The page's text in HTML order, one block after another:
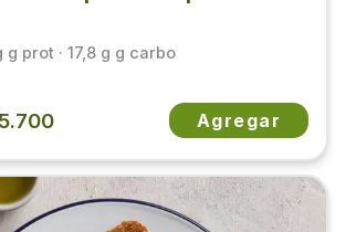
g prot · 17,8 g g carbo
Agregar